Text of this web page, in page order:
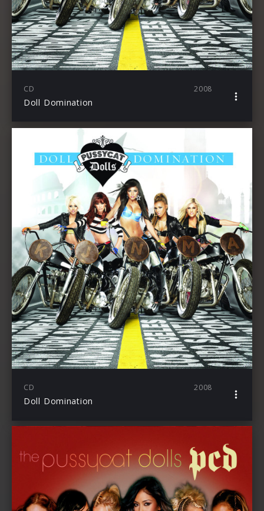
CD 2008
Doll Domination
CD 2008
Doll Domination